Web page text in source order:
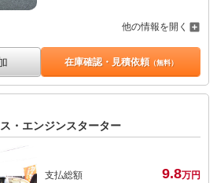
他の情報を開く
在庫確認・見積依頼（無料）
・エンジンスターター
支払総額 9.8万円